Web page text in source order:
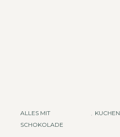
ALLES MIT
SCHOKOLADE
, KUCHEN